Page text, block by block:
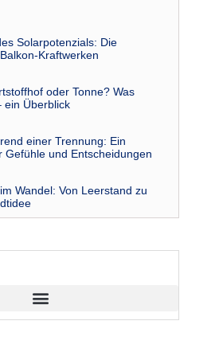
Solarpotenzials: Die
Kraftwerken
oder Tonne? Was
ein Überblick
einer Trennung: Ein
Gefühle und Entscheidungen
Wandel: Von Leerstand zu